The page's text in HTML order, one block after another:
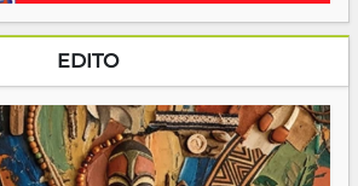
EDITO